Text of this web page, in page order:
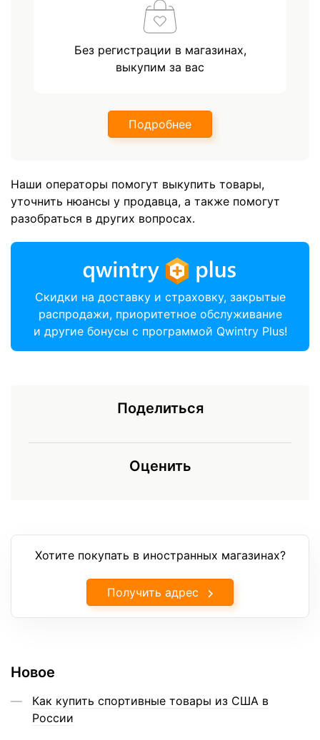
Без регистрации в магазинах,
выкупим за вас
Подробнее
Наши операторы помогут выкупить товары,
уточнить нюансы у продавца, а также помогут
разобраться в других вопросах.
Скидки на доставку и страховку, закрытые
распродажи, приоритетное обслуживание
и другие бонусы с программой Qwintry Plus!
Поделиться
Оценить
Хотите покупать в иностранных магазинах?
Получить адрес
Новое
Как купить спортивные товары из США в
России